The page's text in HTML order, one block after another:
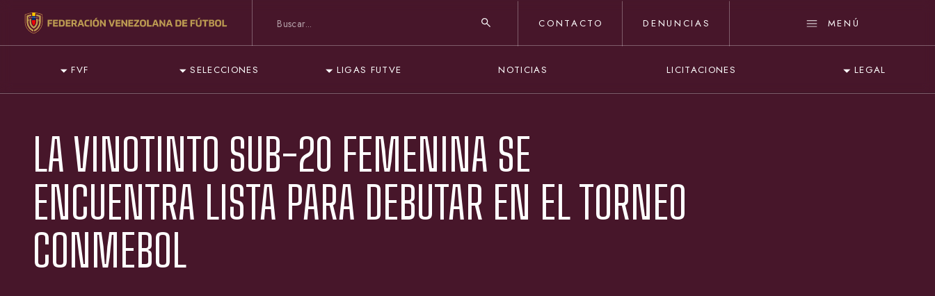
CONTACTO DENUNCIAS MENÚ
FVF SELECCIONES LIGAS FUTVE NOTICIAS LICITACIONES LEGAL
LA VINOTINTO SUB-20 FEMENINA SE
ENCUENTRA LISTA PARA DEBUTAR EN EL TORNEO
CONMEBOL